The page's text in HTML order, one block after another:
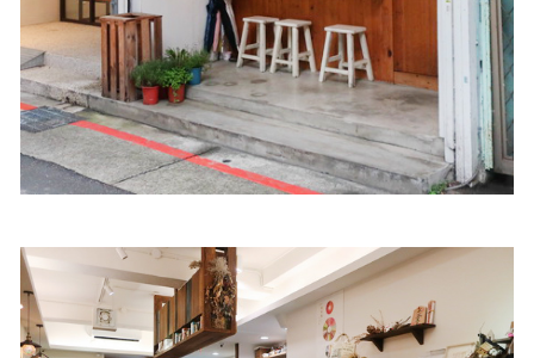
創意出版服務
歷史區
關於Yilan
個人著作
媒體報導一覽
合作與代言